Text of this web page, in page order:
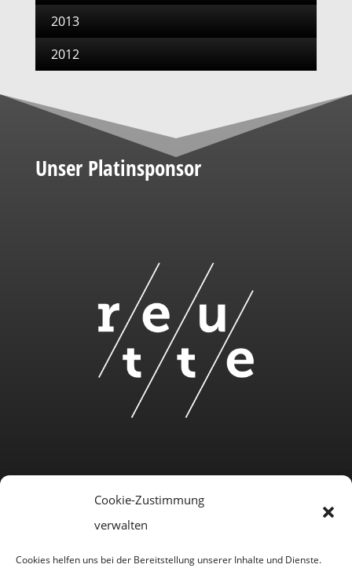
Cookie-Zustimmung
verwalten
Cookies helfen uns bei der Bereitstellung unserer Inhalte und Dienste.
2013
2012
Unser Platinsponsor